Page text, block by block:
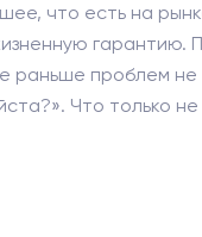
что есть на
гарантию.
раньше проблем не
Что только